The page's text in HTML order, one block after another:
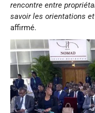
rencontre entre
savoir les orientations
affirmé.